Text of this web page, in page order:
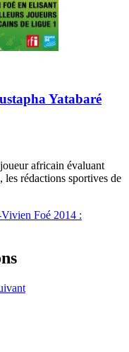
Yatabaré
africain évaluant
rédactions sportives de
Foé 2014 :